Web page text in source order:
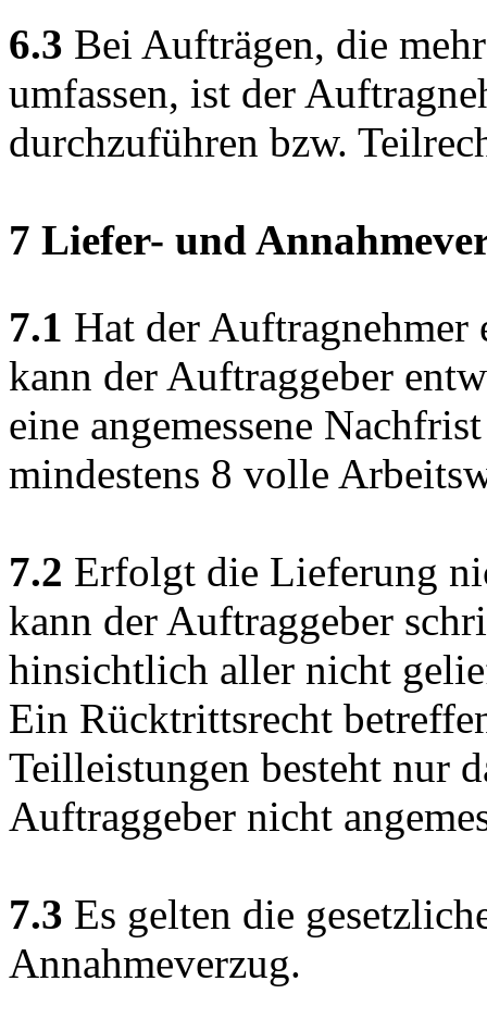
6.3 Bei Aufträgen, die
umfassen, ist der
durchzuführen bzw.
7 Liefer- und
7.1 Hat der
kann der Auftraggeber
eine angemessene
mindestens 8 volle
7.2 Erfolgt die Lieferung
kann der Auftraggeber
hinsichtlich aller nicht
Ein Rücktrittsrecht
Teilleistungen besteht nur
Auftraggeber nicht
7.3 Es gelten die
Annahmeverzug.